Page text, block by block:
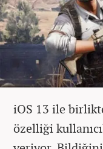
iOS 13 ile
özelliği